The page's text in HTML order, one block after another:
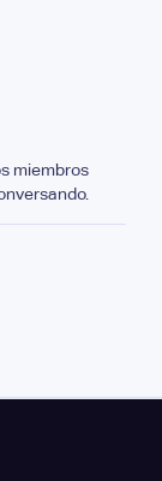
miembros